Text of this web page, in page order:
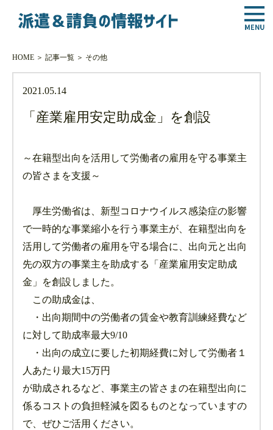
HOME＞ 記事一覧＞ その他
2021.05.14
「産業雇用安定助成金」を創設
～在籍型出向を活用して労働者の雇用を守る事業主
の皆さまを支援～
厚生労働省は、新型コロナウイルス感染症の影響
で一時的な事業縮小を行う事業主が、在籍型出向を
活用して労働者の雇用を守る場合に、出向元と出向
先の双方の事業主を助成する「産業雇用安定助成
金」を創設しました。
この助成金は、
・出向期間中の労働者の賃金や教育訓練経費など
に対して助成率最大9/10
・出向の成立に要した初期経費に対して労働者１
人あたり最大15万円
が助成されるなど、事業主の皆さまの在籍型出向に
係るコストの負担軽減を図るものとなっていますの
で、ぜひご活用ください。